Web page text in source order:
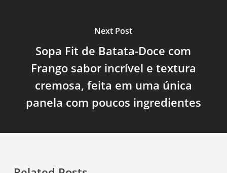
Next Post
Sopa Fit de Batata-Doce com
Frango sabor incrível e textura
cremosa, feita em uma única
panela com poucos ingredientes